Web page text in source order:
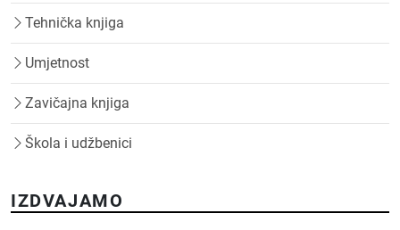
Tehnička knjiga
Umjetnost
Zavičajna knjiga
Škola i udžbenici
IZDVAJAMO